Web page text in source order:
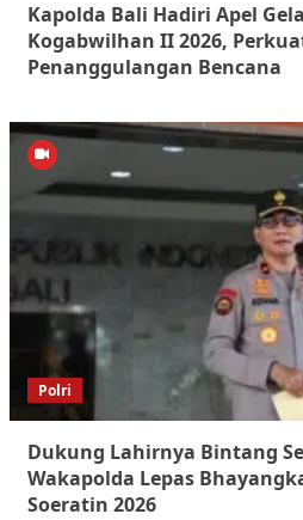
Kapolda Bali Hadiri Apel
Kogabwilhan II 2026,
Penanggulangan Bencana
Polri
Dukung Lahirnya Bintang
Wakapolda Lepas
Soeratin 2026